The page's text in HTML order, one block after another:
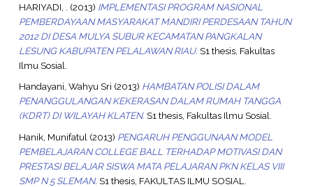
HARIYADI, . (2013) IMPLEMENTASI PROGRAM NASIONAL
PEMBERDAYAAN MASYARAKAT MANDIRI PERDESAAN TAHUN
2012 DI DESA MULYA SUBUR KECAMATAN PANGKALAN
LESUNG KABUPATEN PELALAWAN RIAU. S1 thesis, Fakultas
Ilmu Sosial.
Handayani, Wahyu Sri (2013) HAMBATAN POLISI DALAM
PENANGGULANGAN KEKERASAN DALAM RUMAH TANGGA
(KDRT) DI WILAYAH KLATEN. S1 thesis, Fakultas Ilmu Sosial.
Hanik, Munifatul (2013) PENGARUH PENGGUNAAN MODEL
PEMBELAJARAN COLLEGE BALL TERHADAP MOTIVASI DAN
PRESTASI BELAJAR SISWA MATA PELAJARAN PKN KELAS VIII
SMP N 5 SLEMAN. S1 thesis, FAKULTAS ILMU SOSIAL.